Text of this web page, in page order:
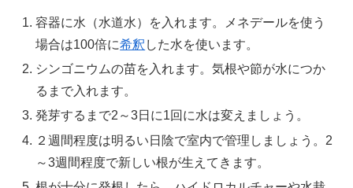
容器に水（水道水）を入れます。メネデールを使う
場合は100倍に希釈 した水を使います。
シンゴニウムの苗を入れます。気根や節が水につか
るまで入れます。
発芽するまで2～3日に1回に水は変えましょう。
２週間程度は明るい日陰で室内で管理しましょう。2
～3週間程度で新しい根が生えてきます。